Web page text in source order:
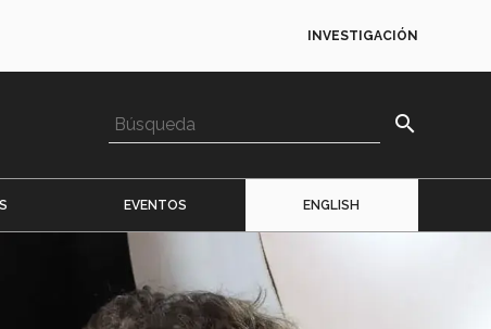
INVESTIGACIÓN
search
EVENTOS ENGLISH